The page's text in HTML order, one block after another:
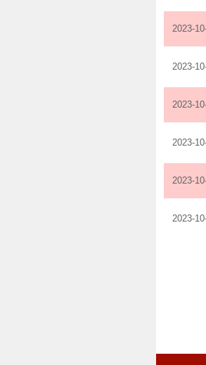
2023-
2023-
2023-
2023-
2023-
2023-